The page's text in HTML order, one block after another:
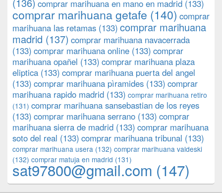
comprar marihuana en mano en madrid (133)
comprar marihuana getafe (140) comprar
marihuana las retamas (133) comprar marihuana
madrid (137) comprar marihuana navacerrada
(133) comprar marihuana online (133) comprar
marihuana opañel (133) comprar marihuana plaza
eliptica (133) comprar marihuana puerta del angel
(133) comprar marihuana pìramides (133) comprar
marihuana rapido madrid (133) comprar marihuana retiro
(131) comprar marihuana sansebastian de los reyes
(133) comprar marihuana serrano (133) comprar
marihuana sierra de madrid (133) comprar marihuana
soto del real (133) comprar marihuana tribunal (133)
comprar marihuana usera (132) comprar marihuana valdeski
(132) comprar matuja en madrid (131)
sat97800@gmail.com (147)